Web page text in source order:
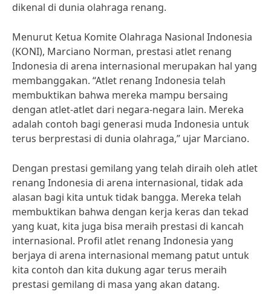
dikenal di dunia olahraga renang.
Menurut Ketua Komite Olahraga Nasional Indonesia
(KONI), Marciano Norman, prestasi atlet renang
Indonesia di arena internasional merupakan hal yang
membanggakan. “Atlet renang Indonesia telah
membuktikan bahwa mereka mampu bersaing
dengan atlet-atlet dari negara-negara lain. Mereka
adalah contoh bagi generasi muda Indonesia untuk
terus berprestasi di dunia olahraga,” ujar Marciano.
Dengan prestasi gemilang yang telah diraih oleh atlet
renang Indonesia di arena internasional, tidak ada
alasan bagi kita untuk tidak bangga. Mereka telah
membuktikan bahwa dengan kerja keras dan tekad
yang kuat, kita juga bisa meraih prestasi di kancah
internasional. Profil atlet renang Indonesia yang
berjaya di arena internasional memang patut untuk
kita contoh dan kita dukung agar terus meraih
prestasi gemilang di masa yang akan datang.